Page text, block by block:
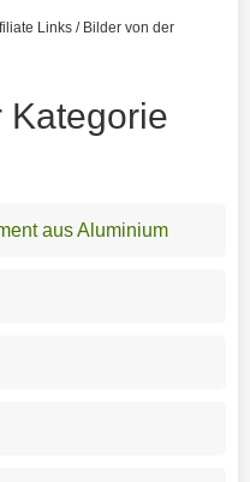
Links / Bilder von der
Kategorie
aus Aluminium